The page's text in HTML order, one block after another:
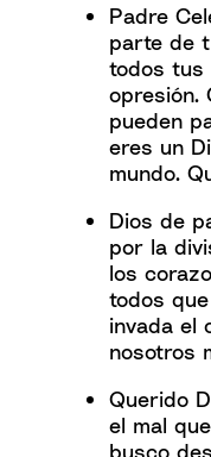
Padre
parte de
todos tus
opresión.
pueden
eres un
mundo.
Dios de
por la
los
todos
invada el
nosotros
Querido
el mal
busco